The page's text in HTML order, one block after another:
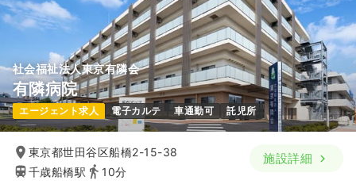
社会福祉法人東京有隣会
有隣病院
エージェント求人 電子カルテ 車通勤可 託児所
東京都世田谷区船橋2-15-38
千歳船橋駅
10分
施設詳細